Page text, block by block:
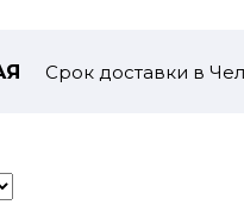
Срок доставки в